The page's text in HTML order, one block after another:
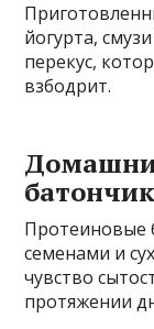
йогурта,
перекус,
взбодрит.
Протеиновые
семенами и
чувство
протяжении